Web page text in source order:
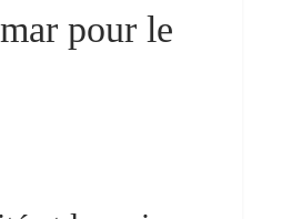
pour le